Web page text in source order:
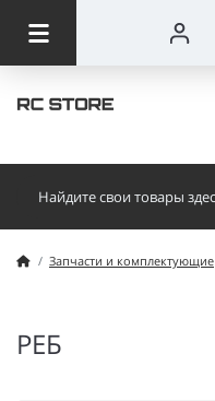
Запчасти и комплектующие
РЕБ